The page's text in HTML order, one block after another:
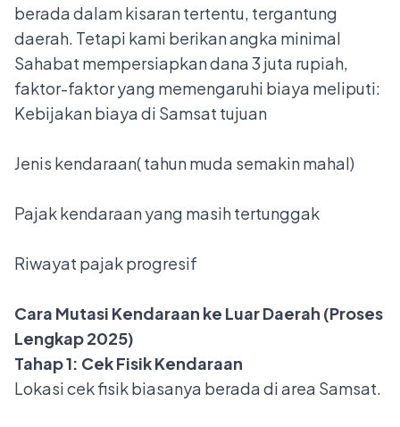
berada dalam kisaran tertentu, tergantung
daerah. Tetapi kami berikan angka minimal
Sahabat mempersiapkan dana 3 juta rupiah,
faktor-faktor yang memengaruhi biaya meliputi:
Kebijakan biaya di Samsat tujuan
Jenis kendaraan( tahun muda semakin mahal)
Pajak kendaraan yang masih tertunggak
Riwayat pajak progresif
Cara Mutasi Kendaraan ke Luar Daerah (Proses
Lengkap 2025)
Tahap 1: Cek Fisik Kendaraan
Lokasi cek fisik biasanya berada di area Samsat.